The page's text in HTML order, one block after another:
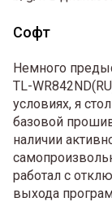
Софт
Немного
TL-
условиях, я
базовой
наличии
работал с
выхода